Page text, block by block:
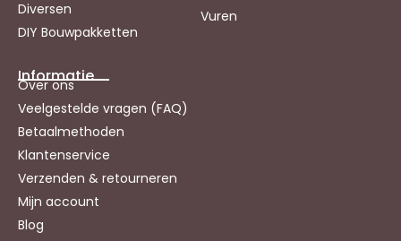
Diversen
DIY Bouwpakketten
Vuren
Informatie
Over ons
Veelgestelde vragen (FAQ)
Betaalmethoden
Klantenservice
Verzenden & retourneren
Mijn account
Blog